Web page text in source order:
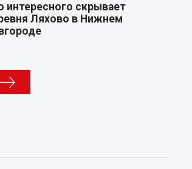
интересного скрывает
Ляхово в Нижнем